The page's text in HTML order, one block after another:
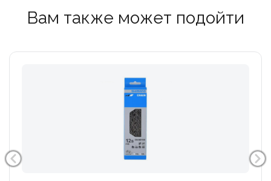
Вам также может подойти